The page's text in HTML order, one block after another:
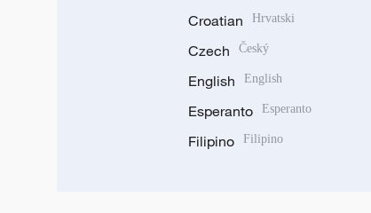
Croatian Hrvatski
Czech Český
English English
Esperanto Esperanto
Filipino Filipino